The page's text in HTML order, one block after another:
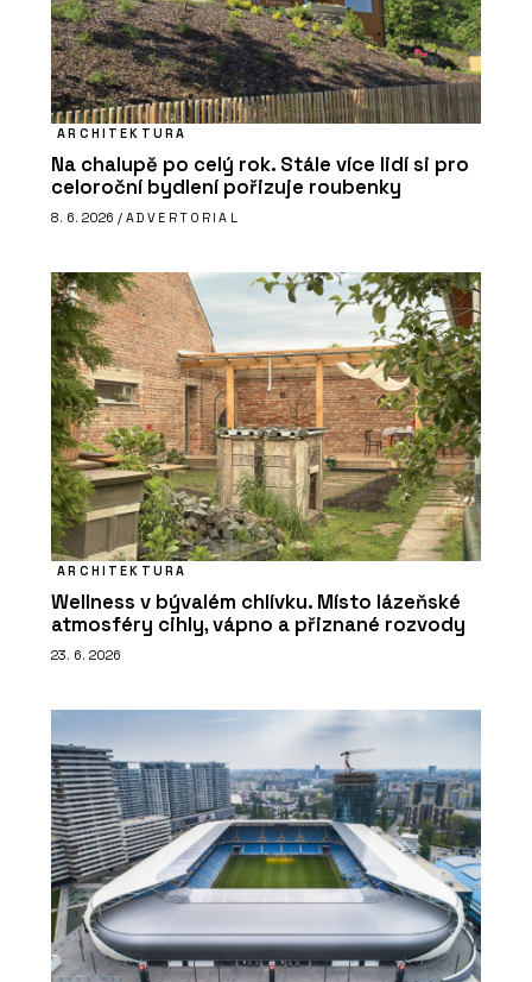
ARCHITEKTURA
Na chalupě po celý rok. Stále více lidí si pro
celoroční bydlení pořizuje roubenky
8. 6. 2026 / ADVERTORIAL
ARCHITEKTURA
Wellness v bývalém chlívku. Místo lázeňské
atmosféry cihly, vápno a přiznané rozvody
23. 6. 2026